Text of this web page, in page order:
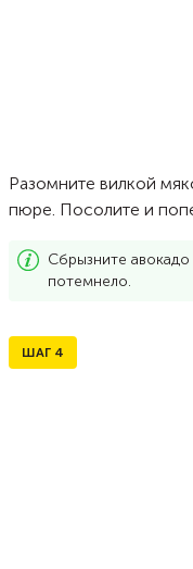
Разомните вилкой
пюре. Посолите и
Сбрызните
потемнело.
ШАГ 4